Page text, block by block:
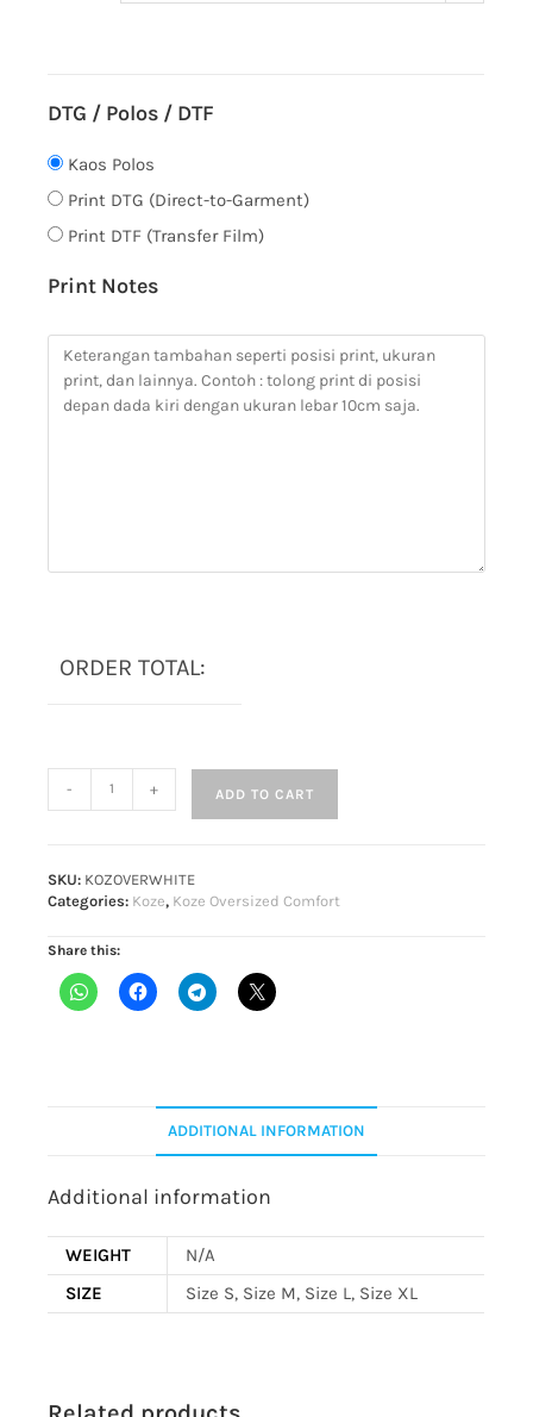
DTG / Polos / DTF
Kaos Polos
Print DTG (Direct-to-Garment)
Print DTF (Transfer Film)
Print Notes
ORDER TOTAL:
- + ADD TO CART
SKU: KOZOVERWHITE
Categories: Koze, Koze Oversized Comfort
Share this:
ADDITIONAL INFORMATION
Additional information
WEIGHT
N/A
SIZE
Size S, Size M, Size L, Size XL